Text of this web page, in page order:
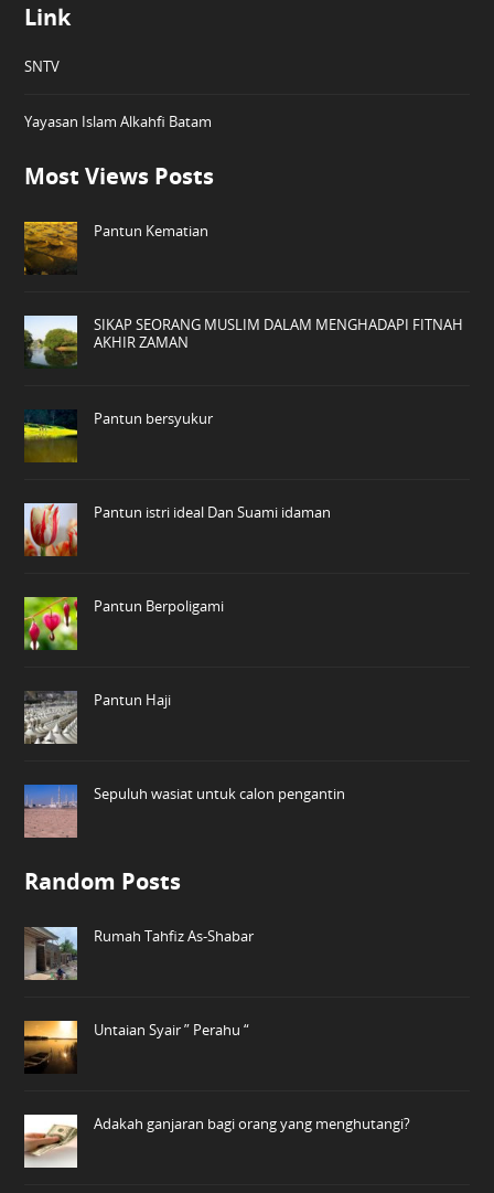
Link
SNTV
Yayasan Islam Alkahfi Batam
Most Views Posts
Pantun Kematian
SIKAP SEORANG MUSLIM DALAM MENGHADAPI FITNAH
AKHIR ZAMAN
Pantun bersyukur
Pantun istri ideal Dan Suami idaman
Pantun Berpoligami
Pantun Haji
Sepuluh wasiat untuk calon pengantin
Random Posts
Rumah Tahfiz As-Shabar
Untaian Syair ” Perahu “
Adakah ganjaran bagi orang yang menghutangi?